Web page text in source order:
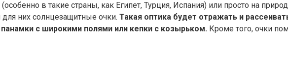
в такие страны, как Египет, Турция, Испания) или просто на
них солнцезащитные очки. Такая оптика будет отражать и
с широкими полями или кепки с козырьком. Кроме того, очки